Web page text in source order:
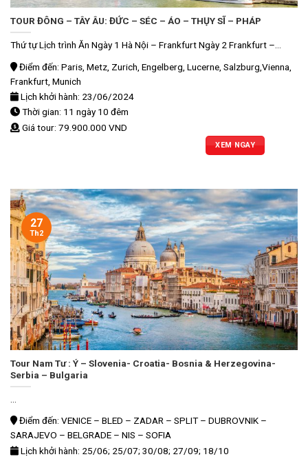
TOUR ĐÔNG – TÂY ÂU: ĐỨC – SÉC – ÁO – THỤY SĨ – PHÁP
Thứ tự Lịch trình Ăn Ngày 1 Hà Nội – Frankfurt Ngày 2 Frankfurt –...
Điểm đến: Paris, Metz, Zurich, Engelberg, Lucerne, Salzburg,Vienna,
Frankfurt, Munich
Lịch khởi hành: 23/06/2024
Thời gian: 11 ngày 10 đêm
Giá tour: 79.900.000 VND
XEM NGAY
Tour Nam Tư : Ý – Slovenia- Croatia- Bosnia & Herzegovina-
Serbia – Bulgaria
Điểm đến: VENICE – BLED – ZADAR – SPLIT – DUBROVNIK –
SARAJEVO – BELGRADE – NIS – SOFIA
Lịch khởi hành: 25/06; 25/07; 30/08; 27/09; 18/10
27
Th2